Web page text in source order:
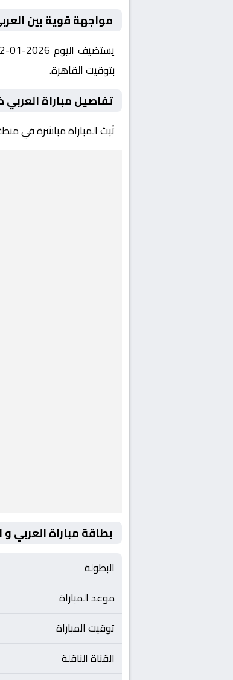
مواجهة قوية بين
بتوقيت القاهرة.
تفاصيل مباراة العربي
تُبث المباراة مباشرة في
بطاقة مباراة العربي و
البطولة
موعد المباراة
توقيت المباراة
القناة الناقلة